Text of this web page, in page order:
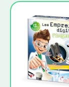
-13%